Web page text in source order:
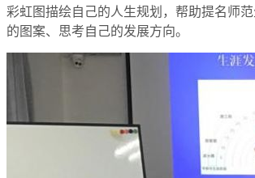
彩虹图描绘自己的人生规划，帮助提名师
的图案、思考自己的发展方向。